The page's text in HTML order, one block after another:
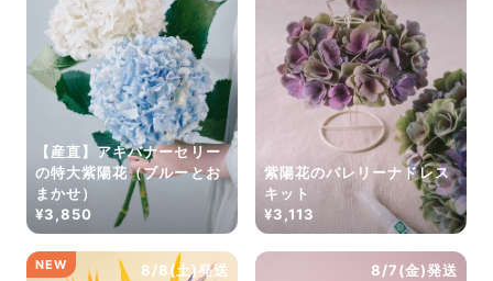
【産直】アキバナーセリー
の特大紫陽花（ブルーとお
まかせ）
¥3,850
紫陽花のバレリーナドレス
キット
¥3,113
8/8(土)発送
NEW 8/7(金)発送